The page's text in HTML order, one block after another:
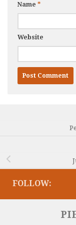
Name *
Website
FOLLOW: